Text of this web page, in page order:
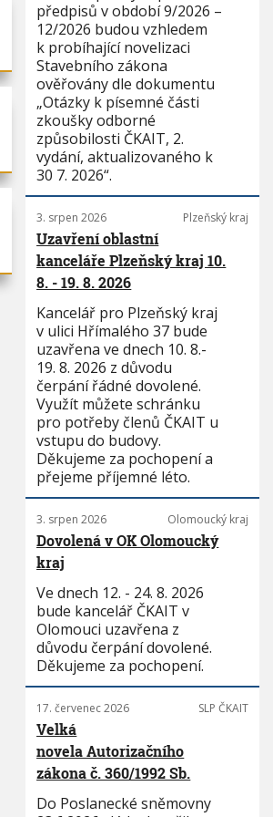
předpisů v období 9/2026 –
12/2026 budou vzhledem
k probíhající novelizaci
Stavebního zákona
ověřovány dle dokumentu
„Otázky k písemné části
zkoušky odborné
způsobilosti ČKAIT, 2.
vydání, aktualizovaného k
30 7. 2026“.
3. srpen 2026 Plzeňský kraj
Uzavření oblastní
kanceláře Plzeňský kraj 10.
8. - 19. 8. 2026
Kancelář pro Plzeňský kraj
v ulici Hřímalého 37 bude
uzavřena ve dnech 10. 8.-
19. 8. 2026 z důvodu
čerpání řádné dovolené.
Využít můžete schránku
pro potřeby členů ČKAIT u
vstupu do budovy.
Děkujeme za pochopení a
přejeme příjemné léto.
3. srpen 2026 Olomoucký kraj
Dovolená v OK Olomoucký
kraj
Ve dnech 12. - 24. 8. 2026
bude kancelář ČKAIT v
Olomouci uzavřena z
důvodu čerpání dovolené.
Děkujeme za pochopení.
17. červenec 2026 SLP ČKAIT
Velká
novela Autorizačního
zákona č. 360/1992 Sb.
Do Poslanecké sněmovny